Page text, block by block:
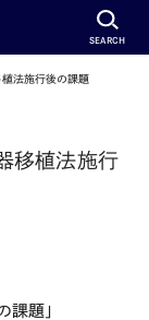
SEARCH
法施行後の課題
移植法施行
課題」